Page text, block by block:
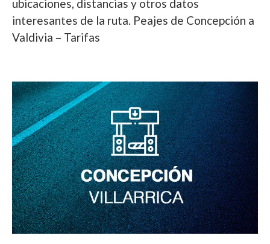
ubicaciones, distancias y otros datos
interesantes de la ruta. Peajes de Concepción a
Valdivia – Tarifas